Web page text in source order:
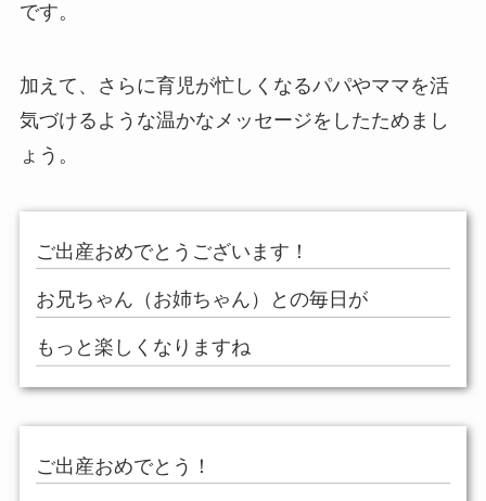
です。
加えて、さらに育児が忙しくなるパパやママを活
気づけるような温かなメッセージをしたためまし
ょう。
ご出産おめでとうございます！
お兄ちゃん（お姉ちゃん）との毎日が
もっと楽しくなりますね
ご出産おめでとう！